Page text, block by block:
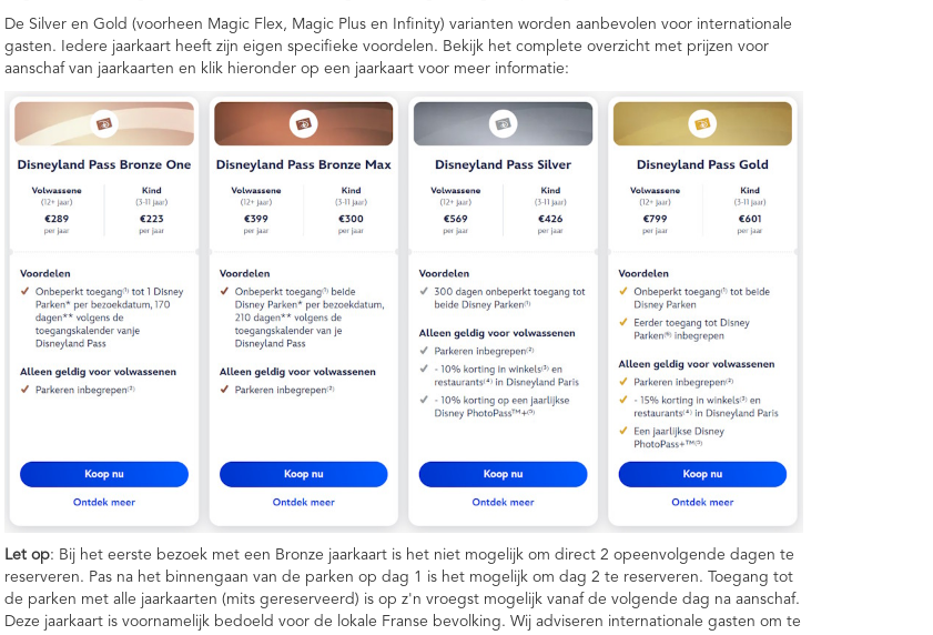
De Silver en Gold (voorheen Magic Flex, Magic Plus en Infinity) varianten worden aanbevolen voor internationale
gasten. Iedere jaarkaart heeft zijn eigen specifieke voordelen. Bekijk het complete overzicht met prijzen voor
aanschaf van jaarkaarten en klik hieronder op een jaarkaart voor meer informatie:
Let op: Bij het eerste bezoek met een Bronze jaarkaart is het niet mogelijk om direct 2 opeenvolgende dagen te
reserveren. Pas na het binnengaan van de parken op dag 1 is het mogelijk om dag 2 te reserveren. Toegang tot
de parken met alle jaarkaarten (mits gereserveerd) is op z'n vroegst mogelijk vanaf de volgende dag na aanschaf.
Deze jaarkaart is voornamelijk bedoeld voor de lokale Franse bevolking. Wij adviseren internationale gasten om te